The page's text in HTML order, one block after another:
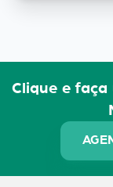
Clique e faça